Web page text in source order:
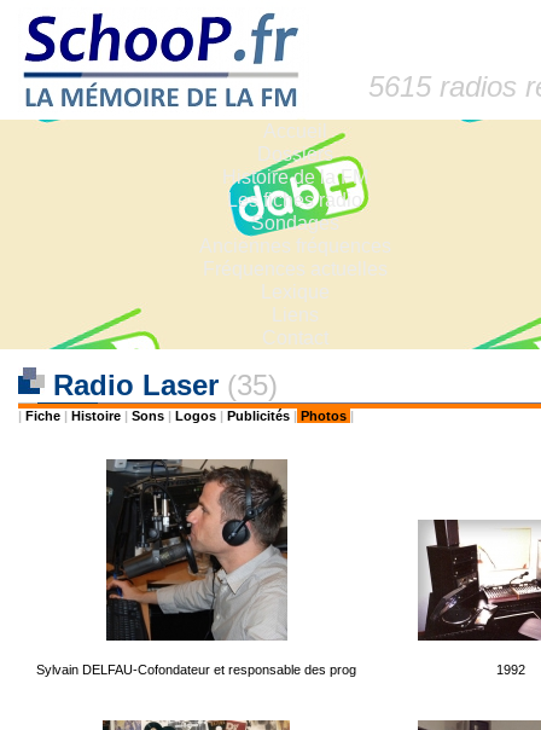
5615 radios
Accueil
Dossiers
Histoire de la FM
Les fiches radio
Sondages
Anciennes fréquences
Fréquences actuelles
Lexique
Liens
Contact
Radio Laser (35)
| Fiche | Histoire | Sons | Logos | Publicités | Photos |
Sylvain DELFAU-Cofondateur et responsable des prog 1992